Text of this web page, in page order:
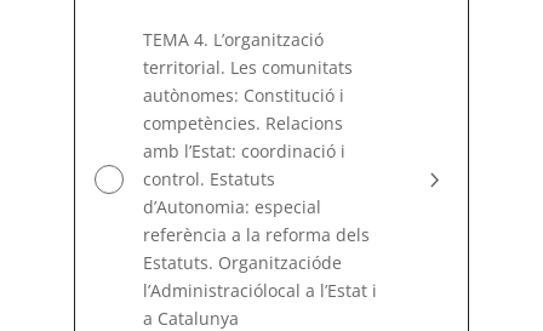
TEMA 4. L’organització
territorial. Les comunitats
autònomes: Constitució i
competències. Relacions
amb l’Estat: coordinació i
control. Estatuts
d’Autonomia: especial
referència a la reforma dels
Estatuts. Organitzacióde
l’Administraciólocal a l’Estat i
a Catalunya